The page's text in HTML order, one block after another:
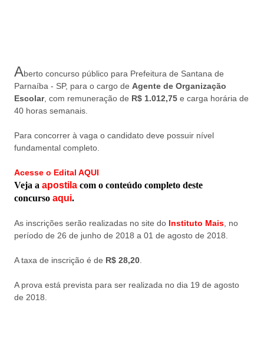
Aberto concurso público para Prefeitura de Santana de
Parnaíba - SP, para o cargo de Agente de Organização
Escolar, com remuneração de R$ 1.012,75 e carga horária de
40 horas semanais.
Para concorrer à vaga o candidato deve possuir nível
fundamental completo.
Acesse o Edital AQUI
Veja a apostila com o conteúdo completo deste
concurso aqui.
As inscrições serão realizadas no site do Instituto Mais , no
período de 26 de junho de 2018 a 01 de agosto de 2018.
A taxa de inscrição é de R$ 28,20
A prova está prevista para ser realizada no dia 19 de agosto
de 2018.